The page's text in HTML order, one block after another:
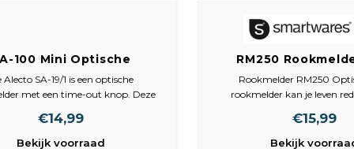
100 Mini Optische
Rookmelder
Alecto SA-19/1 is een optische
met een time-out knop. Deze
uit te zetten. De rookmelder
langzaam smeulende branden
€14,99
Bekijk voorraad
RM250
optische
Rookmelder RM250
rookmelder kan je leven
brand uit? Dan is de kans
niet wakker wordt. Door de
€15,99
Bekijk